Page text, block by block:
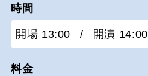
時間
開場 13:00 / 開演 14:00
料金